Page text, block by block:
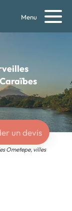
Menu
un devis
Ometepe, villes